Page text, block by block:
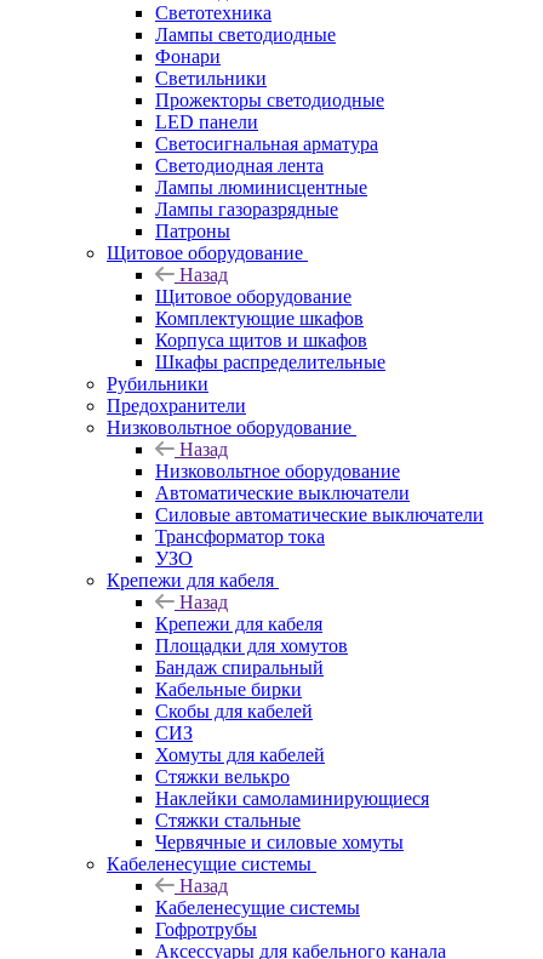
Светотехника
Лампы светодиодные
Фонари
Светильники
Прожекторы светодиодные
LED панели
Светосигнальная арматура
Светодиодная лента
Лампы люминисцентные
Лампы газоразрядные
Патроны
Щитовое оборудование
Назад
Щитовое оборудование
Комплектующие шкафов
Корпуса щитов и шкафов
Шкафы распределительные
Рубильники
Предохранители
Низковольтное оборудование
Назад
Низковольтное оборудование
Автоматические выключатели
Силовые автоматические выключатели
Трансформатор тока
УЗО
Крепежи для кабеля
Назад
Крепежи для кабеля
Площадки для хомутов
Бандаж спиральный
Кабельные бирки
Cкобы для кабелей
СИЗ
Хомуты для кабелей
Стяжки велькро
Наклейки самоламинирующиеся
Стяжки стальные
Червячные и силовые хомуты
Кабеленесущие системы
Назад
Кабеленесущие системы
Гофротрубы
Аксессуары для кабельного канала